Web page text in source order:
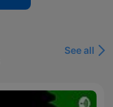
See all